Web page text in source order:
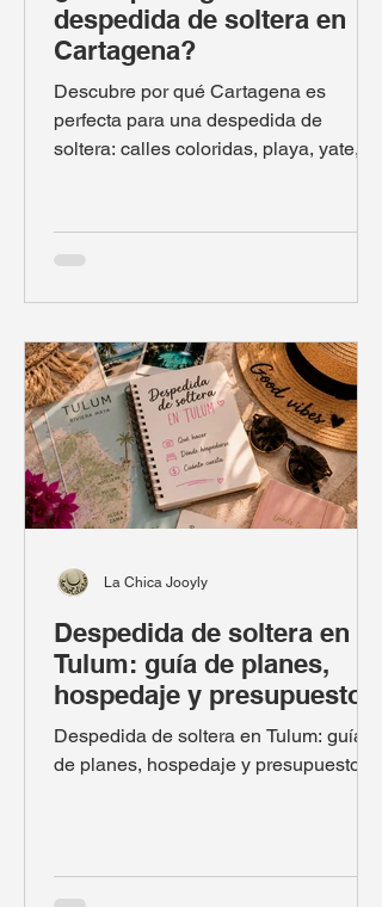
despedida de soltera en
Cartagena?
Descubre por qué Cartagena es
perfecta para una despedida de
soltera: calles coloridas, playa, yate,
Despedida de soltera en
Tulum: guía de planes,
hospedaje y presupuesto
Despedida de soltera en Tulum: guía
de planes, hospedaje y presupuesto
La Chica Jooyly